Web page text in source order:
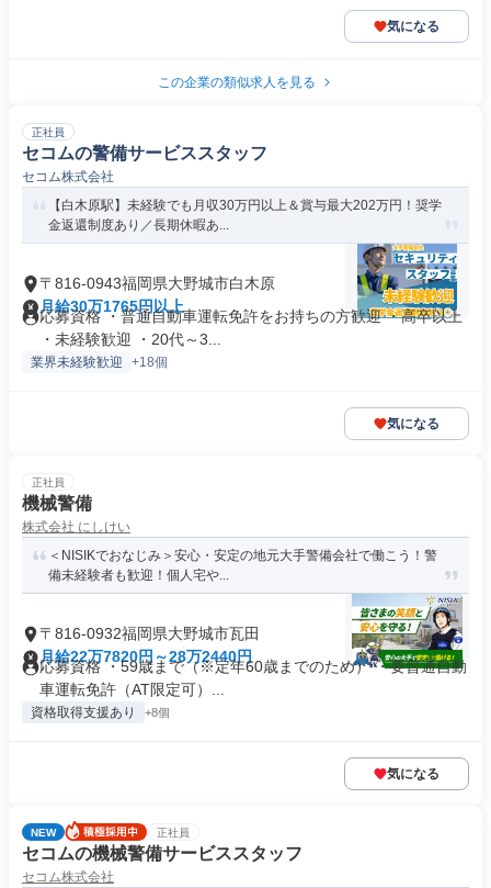
気になる
この企業の類似求人を見る
正社員
セコムの警備サービススタッフ
セコム株式会社
【白木原駅】未経験でも月収30万円以上＆賞与最大202万円！奨学
金返還制度あり／長期休暇あ...
〒816-0943福岡県大野城市白木原
月給30万1765円以上
応募資格 ・普通自動車運転免許をお持ちの方歓迎 ・高卒以上
・未経験歓迎 ・20代～3...
業界未経験歓迎 +18個
気になる
正社員
機械警備
株式会社 にしけい
＜NISIKでおなじみ＞安心・安定の地元大手警備会社で働こう！警
備未経験者も歓迎！個人宅や...
〒816-0932福岡県大野城市瓦田
月給22万7820円～28万2440円
応募資格 ・59歳まで（※定年60歳までのため） ・要普通自動
車運転免許（AT限定可）...
資格取得支援あり +8個
気になる
NEW 正社員
セコムの機械警備サービススタッフ
セコム株式会社